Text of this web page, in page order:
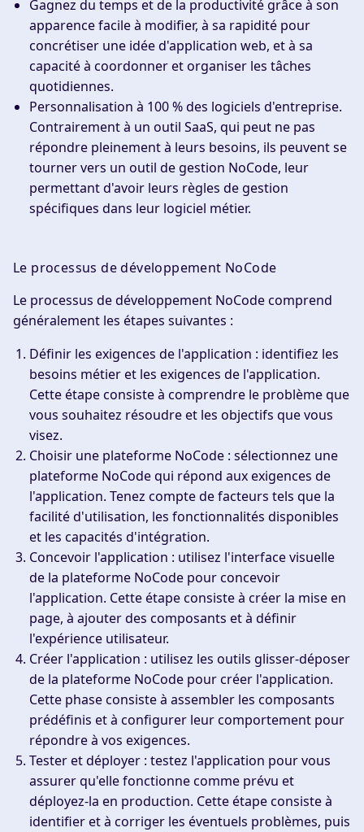
Gagnez du temps et de la productivité grâce à son
apparence facile à modifier, à sa rapidité pour
concrétiser une idée d'application web, et à sa
capacité à coordonner et organiser les tâches
quotidiennes.
Personnalisation à 100 % des logiciels d'entreprise.
Contrairement à un outil SaaS, qui peut ne pas
répondre pleinement à leurs besoins, ils peuvent se
tourner vers un outil de gestion NoCode, leur
permettant d'avoir leurs règles de gestion
spécifiques dans leur logiciel métier.
Le processus de développement NoCode
Le processus de développement NoCode comprend
généralement les étapes suivantes :
Définir les exigences de l'application : identifiez les
besoins métier et les exigences de l'application.
Cette étape consiste à comprendre le problème que
vous souhaitez résoudre et les objectifs que vous
visez.
Choisir une plateforme NoCode : sélectionnez une
plateforme NoCode qui répond aux exigences de
l'application. Tenez compte de facteurs tels que la
facilité d'utilisation, les fonctionnalités disponibles
et les capacités d'intégration.
Concevoir l'application : utilisez l'interface visuelle
de la plateforme NoCode pour concevoir
l'application. Cette étape consiste à créer la mise en
page, à ajouter des composants et à définir
l'expérience utilisateur.
Créer l'application : utilisez les outils glisser-déposer
de la plateforme NoCode pour créer l'application.
Cette phase consiste à assembler les composants
prédéfinis et à configurer leur comportement pour
répondre à vos exigences.
Tester et déployer : testez l'application pour vous
assurer qu'elle fonctionne comme prévu et
déployez-la en production. Cette étape consiste à
identifier et à corriger les éventuels problèmes, puis